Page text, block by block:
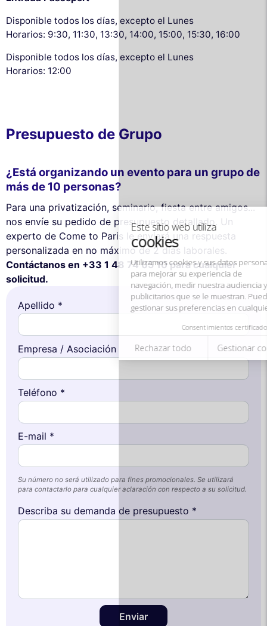
cookies
Utilizamos cookies y sus datos personales
para mejorar su experiencia de
navegación, medir nuestra audiencia y personalizar los anuncios
publicitarios que se le muestran. Puede aceptar, rechazar o
gestionar sus preferencias en cualquier momento.
Consentimientos certificados por
Rechazar todo Gestionar cookies Aceptar todo
Disponible todos los días, excepto el Lunes
Horarios: 9:30, 11:30, 13:30, 14:00, 15:00, 15:30, 16:00
Disponible todos los días, excepto el Lunes
Horarios: 12:00
Presupuesto de Grupo
¿Está organizando un evento para un grupo de
más de 10 personas?
Para una privatización, seminario, fiesta entre amigos...
nos envíe su pedido de presupuesto detallado. Un
experto de Come to Paris le enviará una respuesta
personalizada en no máximo de 2 días laborales.
Contáctanos en +33 1 48 74 05 10 para cualquier
solicitud.
Apellido *
Empresa / Asociación
Teléfono *
E-mail *
Su número no será utilizado para fines promocionales. Se utilizará
para contactarlo para cualquier aclaración con respecto a su solicitud.
Describa su demanda de presupuesto *
Enviar